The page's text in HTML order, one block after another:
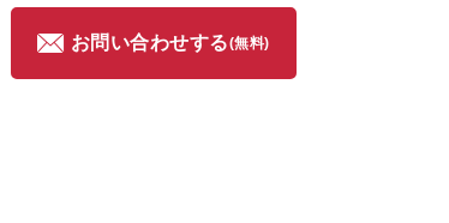
お問い合わせする(無料)